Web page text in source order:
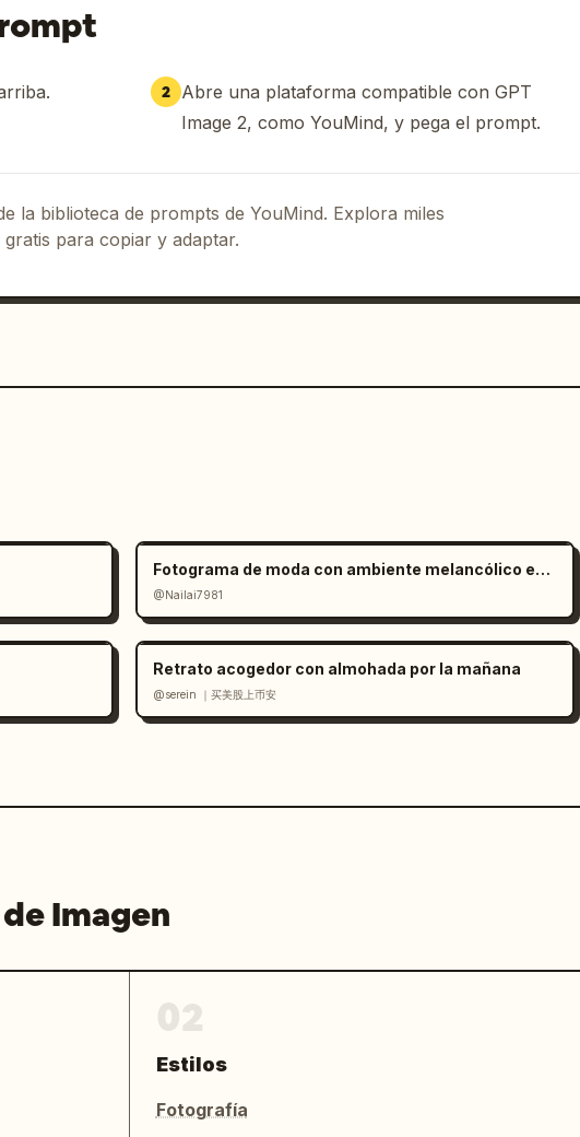
cohete ",
2 Abre una plataforma compatible con GPT
Image 2, como YouMind, y pega el prompt.
la biblioteca de prompts de YouMind. Explora miles
para copiar y adaptar.
Fotograma de moda con ambiente melancólico en salar
@Nailai7981
Retrato acogedor con almohada por la mañana
@serein ｜买美股上币安
Imagen
Estilos
Fotografía